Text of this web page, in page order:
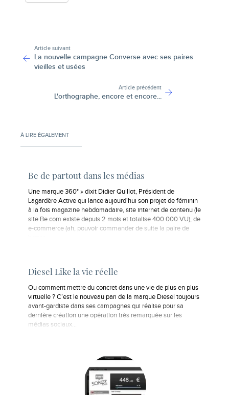
Article suivant
La nouvelle campagne Converse avec ses paires
vieilles et usées
Article précédent
L'orthographe, encore et encore...
À LIRE ÉGALEMENT
Be de partout dans les médias
Une marque 360° » dixit Didier Quillot, Président de
Lagardère Active qui lance aujourd'hui son projet de féminin
à la fois magazine hebdomadaire, site internet de contenu (le
site Be.com existe depuis 2 mois et totalise 400 000 VU), de
e-commerce (ah, pouvoir commander de suite la paire de
Diesel Like la vie réelle
Ou comment mettre du concret dans une vie de plus en plus
virtuelle ? C’est le nouveau pari de la marque Diesel toujours
avant-gardiste dans ses campagnes qui réalise pour sa
dernière création une opération très remarquée sur les
médias sociaux...